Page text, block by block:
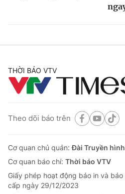
THỜI BÁO VTV
Theo dõi báo trên
Cơ quan chủ quản:Đài Truyền
Cơ quan báo chí: Thời báo VTV
Giấy phép hoạt động báo in và
cấp ngày 29/12/2023